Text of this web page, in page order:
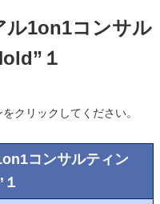
ル1on1コンサル
１
クリックしてください。
コンサルティン